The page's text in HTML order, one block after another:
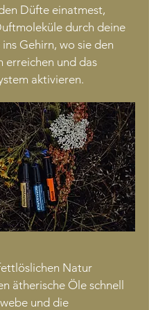
Düfte einatmest,
durch deine
Gehirn, wo sie den
erreichen und das
aktivieren.
Natur
ätherische Öle schnell
und die